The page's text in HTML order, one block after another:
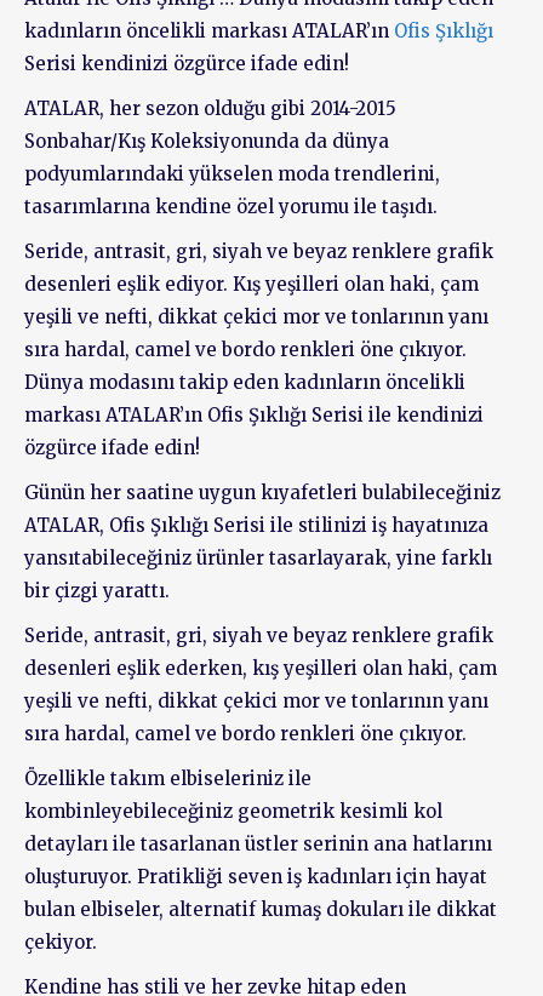
kadınların öncelikli markası ATALAR’ın Ofis Şıklığı
Serisi kendinizi özgürce ifade edin!
ATALAR, her sezon olduğu gibi 2014-2015
Sonbahar/Kış Koleksiyonunda da dünya
podyumlarındaki yükselen moda trendlerini,
tasarımlarına kendine özel yorumu ile taşıdı.
Seride, antrasit, gri, siyah ve beyaz renklere grafik
desenleri eşlik ediyor. Kış yeşilleri olan haki, çam
yeşili ve nefti, dikkat çekici mor ve tonlarının yanı
sıra hardal, camel ve bordo renkleri öne çıkıyor.
Dünya modasını takip eden kadınların öncelikli
markası ATALAR’ın Ofis Şıklığı Serisi ile kendinizi
özgürce ifade edin!
Günün her saatine uygun kıyafetleri bulabileceğiniz
ATALAR, Ofis Şıklığı Serisi ile stilinizi iş hayatınıza
yansıtabileceğiniz ürünler tasarlayarak, yine farklı
bir çizgi yarattı.
Seride, antrasit, gri, siyah ve beyaz renklere grafik
desenleri eşlik ederken, kış yeşilleri olan haki, çam
yeşili ve nefti, dikkat çekici mor ve tonlarının yanı
sıra hardal, camel ve bordo renkleri öne çıkıyor.
Özellikle takım elbiseleriniz ile
kombinleyebileceğiniz geometrik kesimli kol
detayları ile tasarlanan üstler serinin ana hatlarını
oluşturuyor. Pratikliği seven iş kadınları için hayat
bulan elbiseler, alternatif kumaş dokuları ile dikkat
çekiyor.
Kendine has stili ve her zevke hitap eden